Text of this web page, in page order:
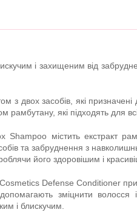
і захищеним від
з двох засобів, які
які підходять для
містить екстракт
та забруднення з
його здоровішим і
Defense Conditioner
зміцнити
і блискучим.